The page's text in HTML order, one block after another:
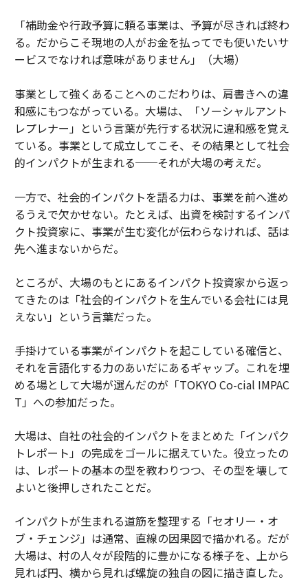
「補助金や行政予算に頼る事業は、予算が尽きれば終わ
る。だからこそ現地の人がお金を払ってでも使いたいサ
ービスでなければ意味がありません」（大場）
事業として強くあることへのこだわりは、肩書きへの違
和感にもつながっている。大場は、「ソーシャルアント
レプレナー」という言葉が先行する状況に違和感を覚え
ている。事業として成立してこそ、その結果として社会
的インパクトが生まれる──それが大場の考えだ。
一方で、社会的インパクトを語る力は、事業を前へ進め
るうえで欠かせない。たとえば、出資を検討するインパ
クト投資家に、事業が生む変化が伝わらなければ、話は
先へ進まないからだ。
ところが、大場のもとにあるインパクト投資家から返っ
てきたのは「社会的インパクトを生んでいる会社には見
えない」という言葉だった。
手掛けている事業がインパクトを起こしている確信と、
それを言語化する力のあいだにあるギャップ。これを埋
める場として大場が選んだのが「TOKYO Co-cial IMPAC
T」への参加だった。
大場は、自社の社会的インパクトをまとめた「インパク
トレポート」の完成をゴールに据えていた。役立ったの
は、レポートの基本の型を教わりつつ、その型を壊して
よいと後押しされたことだ。
インパクトが生まれる道筋を整理する「セオリー・オ
ブ・チェンジ」は通常、直線の因果図で描かれる。だが
大場は、村の人々が段階的に豊かになる様子を、上から
見れば円、横から見れば螺旋の独自の図に描き直した。